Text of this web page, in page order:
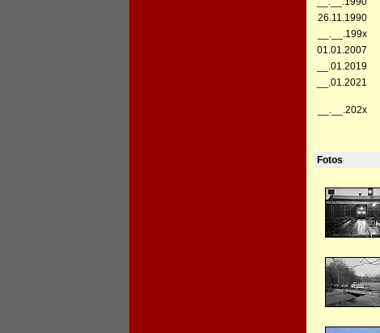
26.11.1990
__.__.199x
01.01.2007
__.01.2019
__.01.2021
__.__.202x
Fotos